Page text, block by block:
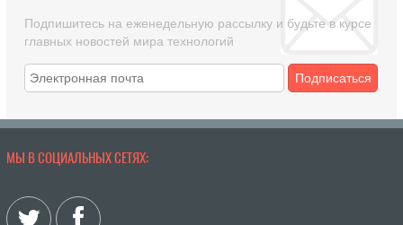
Подпишитесь на еженедельную рассылку и будьте в курсе
главных новостей мира технологий
Подписаться
МЫ В СОЦИАЛЬНЫХ СЕТЯХ: